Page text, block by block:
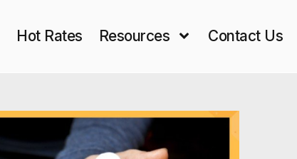
Hot Rates Resources Contact Us